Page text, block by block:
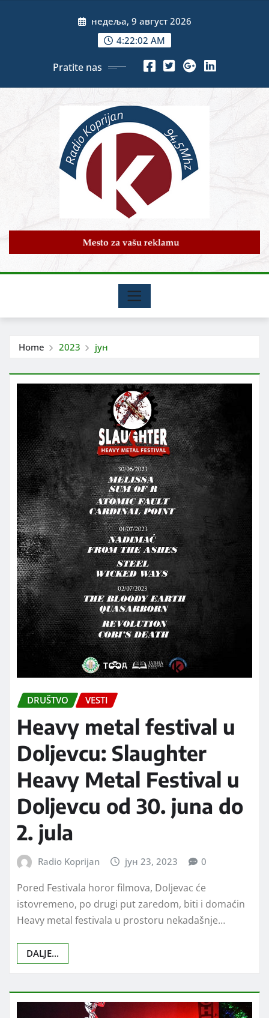
недеља, 9 август 2026
4:22:03 AM
Pratite nas
Home 2023 јун
DRUŠTVO VESTI
Heavy metal festival u
Doljevcu: Slaughter
Heavy Metal Festival u
Doljevcu od 30. juna do
2. jula
Radio Koprijan јун 23, 2023 0
Pored Festivala horor filmova, Doljevac će
istovremeno, po drugi put zaredom, biti i domaćin
Heavy metal festivala u prostoru nekadašnje…
DALJE...